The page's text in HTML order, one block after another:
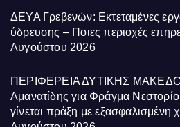
ΔΕΥΑ Γρεβενών: Εκτεταμένες
ύδρευσης – Ποιες περιοχές
Αυγούστου 2026
ΠΕΡΙΦΕΡΕΙΑ ΔΥΤΙΚΗΣ
Αμανατίδης για Φράγμα
γίνεται πράξη με εξασφαλισμένη